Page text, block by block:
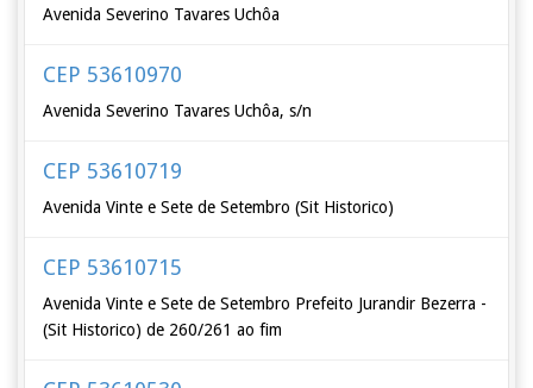
Avenida Severino Tavares Uchôa
CEP 53610970
Avenida Severino Tavares Uchôa, s/n
CEP 53610719
Avenida Vinte e Sete de Setembro (Sit Historico)
CEP 53610715
Avenida Vinte e Sete de Setembro Prefeito Jurandir Bezerra -
(Sit Historico) de 260/261 ao fim